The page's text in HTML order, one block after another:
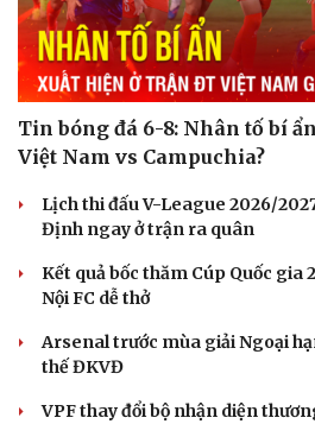
Tin bóng đá 6-8: Nhân tố bí
Việt Nam vs Campuchia?
Lịch thi đấu V-League 2026/
Định ngay ở trận ra quân
Kết quả bốc thăm Cúp Quốc gia
Nội FC dễ thở
Arsenal trước mùa giải Ngoại
thế ĐKVĐ
VPF thay đổi bộ nhận diện